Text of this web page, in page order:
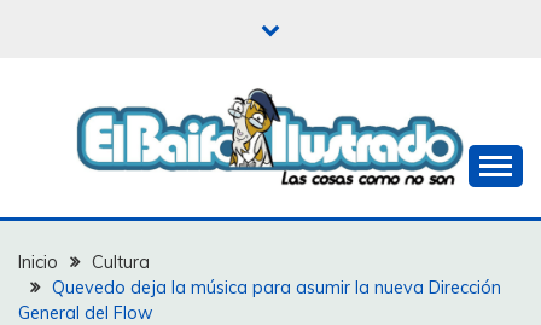
EL BAIFO ILUSTRADO
Inicio
Cultura
Quevedo deja la música para asumir la nueva Dirección
General del Flow